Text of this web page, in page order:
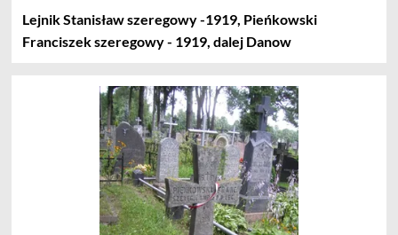
Lejnik Stanisław szeregowy -1919, Pieńkowski
Franciszek szeregowy - 1919, dalej Danow